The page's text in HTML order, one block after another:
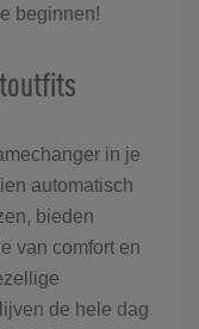
beginnen!
in je
automatisch
bieden
van comfort en
de hele dag